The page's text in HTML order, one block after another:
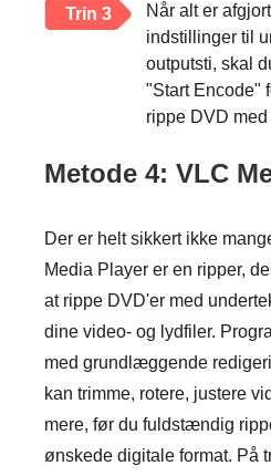
Trin 3
Når alt er
indstillinger til
outputsti, skal
"Start Encode"
rippe DVD med
Metode 4: VLC
Der er helt sikkert ikke
Media Player er en ripper,
at rippe DVD'er med
dine video- og lydfiler.
med grundlæggende
kan trimme, rotere, justere
mere, før du fuldstændig
ønskede digitale format. På